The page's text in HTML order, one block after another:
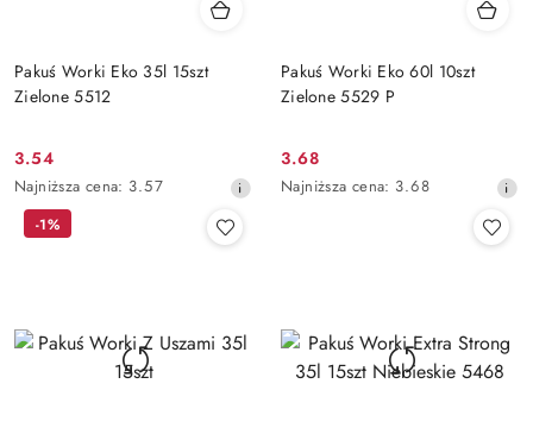
Pakuś Worki Eko 35l 15szt
Zielone 5512
Cena
promocyjna:
3.54
Najniższa
cena
Najniższa cena: 3.57
Pakuś Worki Eko 60l 10szt
Zielone 5529 P
Cena
promocyjna:
3.68
Najniższa
Najniższa cena: 3.68
-1%